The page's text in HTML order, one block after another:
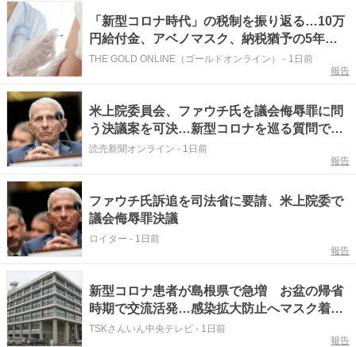
「新型コロナ時代」の税制を振り返る…10万
円給付金、アベノマスク、納税猶予の5年間
はどうだったのか
THE GOLD ONLINE（ゴールドオンライン） - 1日前
報告
米上院委員会、ファウチ氏を議会侮辱罪に問
う決議案を可決…新型コロナを巡る質問で黙
秘権を１００回以上行使
読売新聞オンライン - 1日前
報告
ファウチ氏訴追を司法省に要請、米上院委で
議会侮辱罪決議
ロイター - 1日前
報告
新型コロナ患者が島根県で急増 お盆の帰省
時期で交流活発…感染拡大防止へマスク着用
など対策呼びかけ
TSKさんいん中央テレビ - 1日前
報告